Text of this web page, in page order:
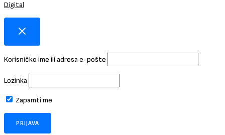
Digital
Korisničko ime ili adresa e-pošte
Lozinka
Zapamti me